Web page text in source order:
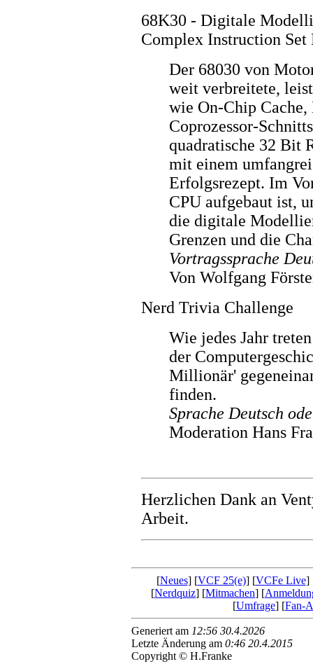
68K30 - Digitale
Complex Instruction Set
Der 68030 von
weit verbreitete,
wie On-Chip
Coprozessor-
quadratische 32 Bit
mit einem
Erfolgsrezept. Im
CPU aufgebaut ist,
die digitale
Grenzen und die
Vortragssprache
Von Wolfgang
Nerd Trivia Challenge
Wie jedes Jahr
der
Millionär'
finden.
Sprache Deutsch
Moderation Hans
Herzlichen Dank an
Arbeit.
[Neues] [VCF 25(e)] [VCFe Live]
[Nerdquiz] [Mitmachen] [
[Umfrage] [Fan-
Generiert am 12:56 30.4.2026
Letzte Änderung am 0:46 20.4.2015
Copyright © H.Franke